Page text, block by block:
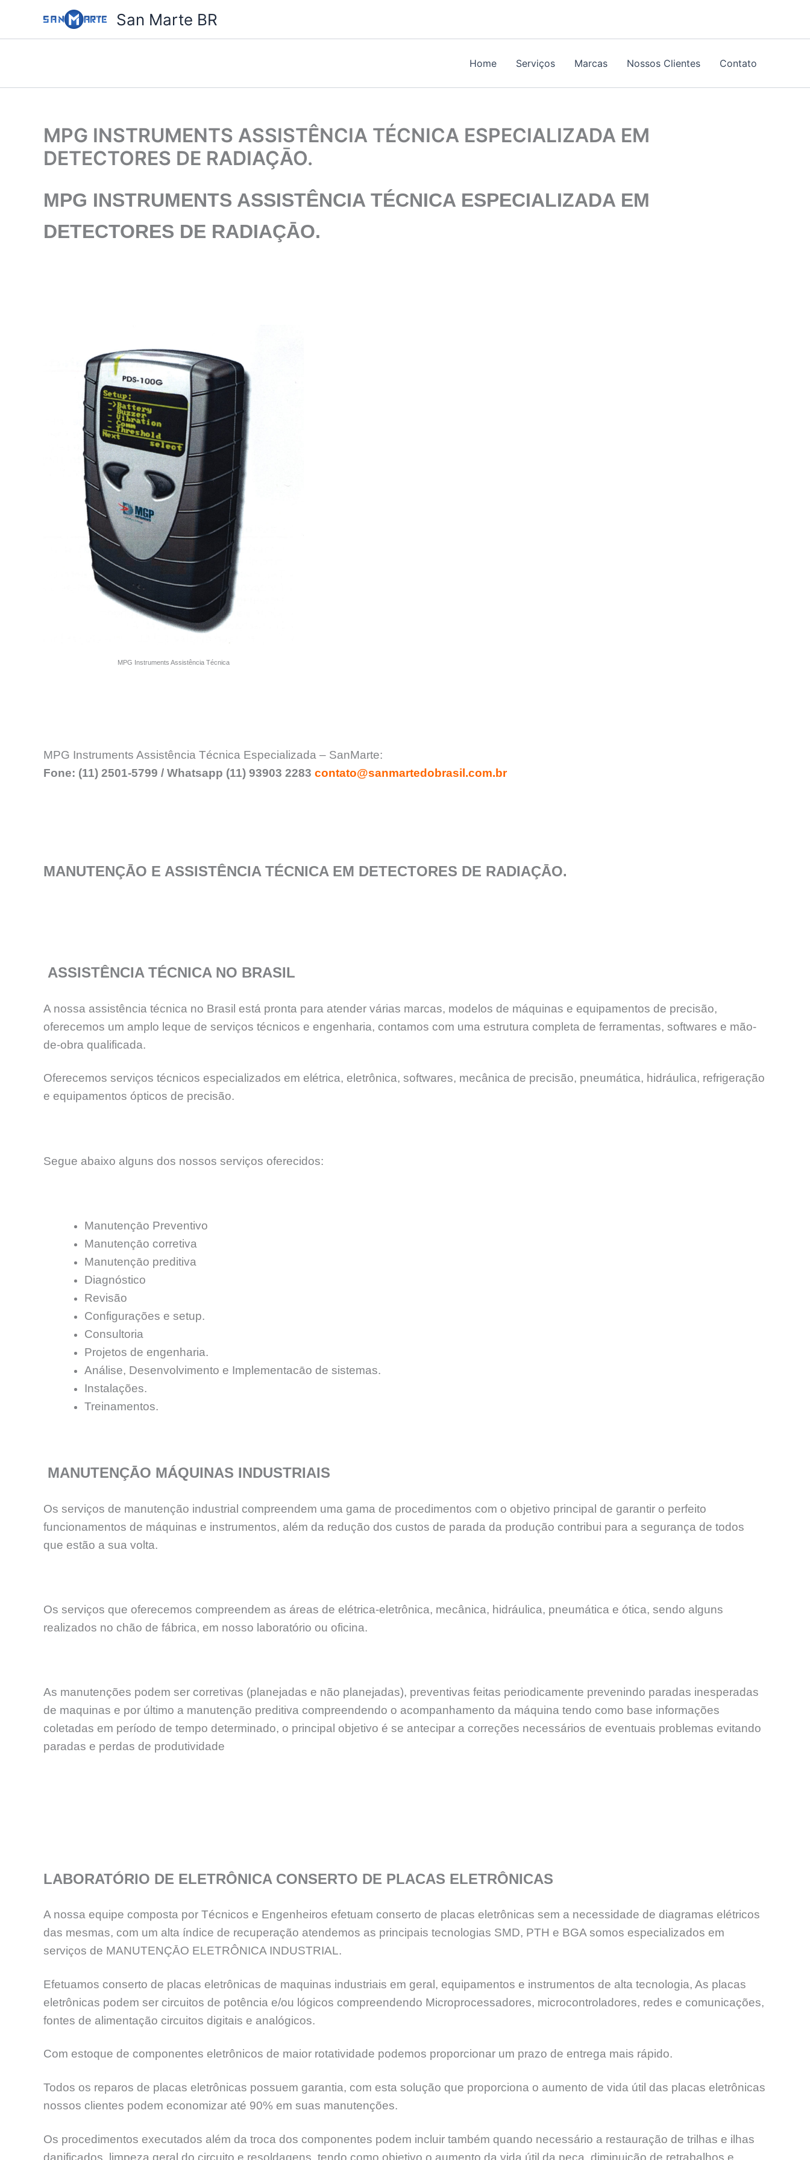
o
San Marte BR
Home Serviços Marcas Nossos Clientes Contato
MPG INSTRUMENTS ASSISTÊNCIA TÉCNICA ESPECIALIZADA EM
DETECTORES DE RADIAÇĀO.
MPG INSTRUMENTS ASSISTÊNCIA TÉCNICA ESPECIALIZADA EM
DETECTORES DE RADIAÇĀO.
MPG Instruments Assistência Técnica
MPG Instruments Assistência Técnica Especializada – SanMarte:
Fone: (11) 2501-5799 / Whatsapp (11) 93903 2283 contato@sanmartedobrasil.com.br
MANUTENÇĀO E ASSISTÊNCIA TÉCNICA EM DETECTORES DE RADIAÇĀO.
ASSISTÊNCIA TÉCNICA NO BRASIL
A nossa assistência técnica no Brasil está pronta para atender várias marcas, modelos de máquinas e equipamentos de precisão,
oferecemos um amplo leque de serviços técnicos e engenharia, contamos com uma estrutura completa de ferramentas, softwares e mão-
de-obra qualificada.
Oferecemos serviços técnicos especializados em elétrica, eletrônica, softwares, mecânica de precisão, pneumática, hidráulica, refrigeração
e equipamentos ópticos de precisão.
Segue abaixo alguns dos nossos serviços oferecidos:
Manutençāo Preventivo
Manutençāo corretiva
Manutençāo preditiva
Diagnóstico
Revisão
Configurações e setup.
Consultoria
Projetos de engenharia.
Análise, Desenvolvimento e Implementacāo de sistemas.
Instalações.
Treinamentos.
MANUTENÇĀO MÁQUINAS INDUSTRIAIS
Os serviços de manutenção industrial compreendem uma gama de procedimentos com o objetivo principal de garantir o perfeito
funcionamentos de máquinas e instrumentos, além da redução dos custos de parada da produção contribui para a segurança de todos
que estão a sua volta.
Os serviços que oferecemos compreendem as áreas de elétrica-eletrônica, mecânica, hidráulica, pneumática e ótica, sendo alguns
realizados no chão de fábrica, em nosso laboratório ou oficina.
As manutenções podem ser corretivas (planejadas e não planejadas), preventivas feitas periodicamente prevenindo paradas inesperadas
de maquinas e por último a manutenção preditiva compreendendo o acompanhamento da máquina tendo como base informações
coletadas em período de tempo determinado, o principal objetivo é se antecipar a correções necessários de eventuais problemas evitando
paradas e perdas de produtividade
LABORATÓRIO DE ELETRÔNICA CONSERTO DE PLACAS ELETRÔNICAS
A nossa equipe composta por Técnicos e Engenheiros efetuam conserto de placas eletrônicas sem a necessidade de diagramas elétricos
das mesmas, com um alta índice de recuperação atendemos as principais tecnologias SMD, PTH e BGA somos especializados em
serviços de MANUTENÇĀO ELETRÔNICA INDUSTRIAL.
Efetuamos conserto de placas eletrônicas de maquinas industriais em geral, equipamentos e instrumentos de alta tecnologia, As placas
eletrônicas podem ser circuitos de potência e/ou lógicos compreendendo Microprocessadores, microcontroladores, redes e comunicações,
fontes de alimentação circuitos digitais e analógicos.
Com estoque de componentes eletrônicos de maior rotatividade podemos proporcionar um prazo de entrega mais rápido.
Todos os reparos de placas eletrônicas possuem garantia, com esta solução que proporciona o aumento de vida útil das placas eletrônicas
nossos clientes podem economizar até 90% em suas manutenções.
Os procedimentos executados além da troca dos componentes podem incluir também quando necessário a restauração de trilhas e ilhas
danificados, limpeza geral do circuito e resoldagens, tendo como objetivo o aumento da vida útil da peça, diminuição de retrabalhos e